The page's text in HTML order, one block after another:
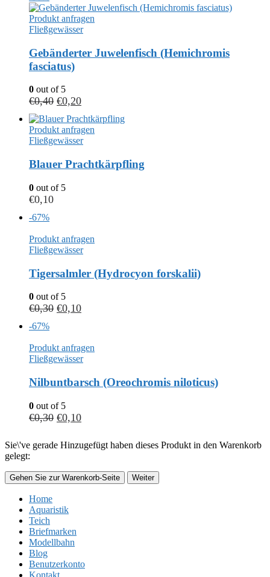
Produkt anfragen
Fließgewässer
Gebänderter Juwelenfisch (Hemichromis
fasciatus)
0 out of 5
€0,40 €0,20
Produkt anfragen
Fließgewässer
Blauer Prachtkärpfling
0 out of 5
€0,10
-67%
Produkt anfragen
Fließgewässer
Tigersalmler (Hydrocyon forskalii)
0 out of 5
€0,30 €0,10
-67%
Produkt anfragen
Fließgewässer
Nilbuntbarsch (Oreochromis niloticus)
0 out of 5
€0,30 €0,10
Sie\'ve gerade Hinzugefügt haben dieses Produkt in den Warenkorb
gelegt:
Gehen Sie zur Warenkorb-Seite Weiter
Home
Aquaristik
Teich
Briefmarken
Modellbahn
Blog
Benutzerkonto
Kontakt